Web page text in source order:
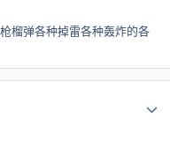
榴弹各种掉雷各种轰炸的各